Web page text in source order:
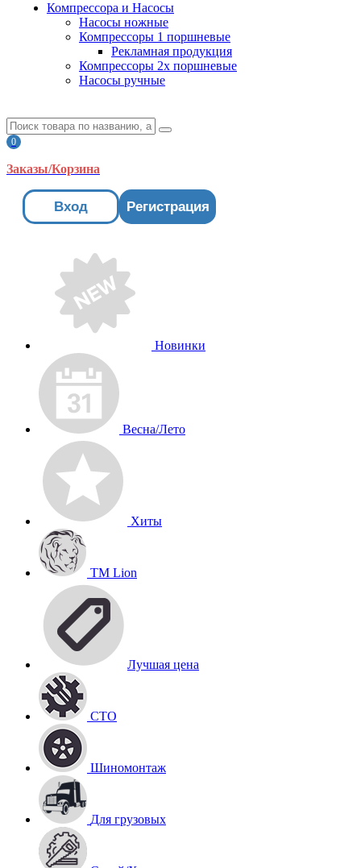
Компрессора и Насосы
Насосы ножные
Компрессоры 1 поршневые
Рекламная продукция
Компрессоры 2х поршневые
Насосы ручные
0
Заказы/Корзина
Вход Регистрация
Новинки
Весна/Лето
Хиты
TM Lion
Лучшая цена
СТО
Шиномонтаж
Для грузовых